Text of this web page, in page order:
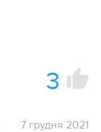
3
7 грудня 2021